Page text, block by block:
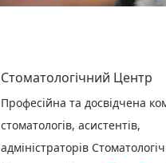
Стоматологічний Центр
Професійна та досвідчена
стоматологів, асистентів,
адміністраторів